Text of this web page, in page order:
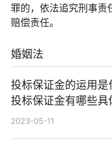
罪的，依法追究刑事责
赔偿责任。
婚姻法
投标保证金的运用是
投标保证金有哪些具
2023-05-11